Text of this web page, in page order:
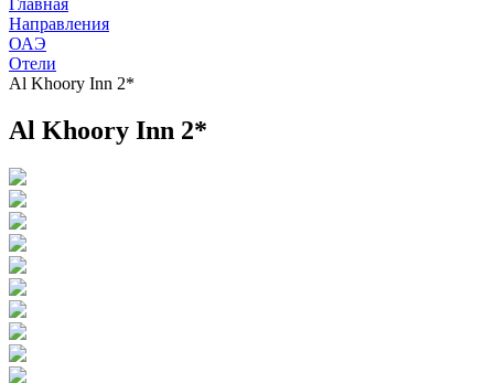
Главная
Направления
ОАЭ
Отели
Al Khoory Inn 2*
Al Khoory Inn 2*